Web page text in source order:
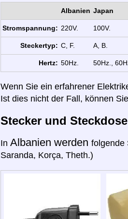
Albanien Japan
Stromspannung: 220V. 100V.
Steckertyp: C, F. A, B.
Hertz: 50Hz. 50Hz.,
Wenn Sie ein erfahrener
Ist dies nicht der Fall, können
Stecker und
In Albanien werden folgende
Saranda, Korça, Theth.)